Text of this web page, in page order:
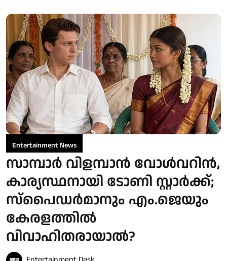
Entertainment News
സാമ്പാർ വിളമ്പാൻ വോൾവറിൻ,
കാര്യസ്ഥനായി ടോണി സ്റ്റാർക്ക്;
സ്പൈഡർമാനും എം.ജെയും
കേരളത്തിൽ
വിവാഹിതരായാൽ?